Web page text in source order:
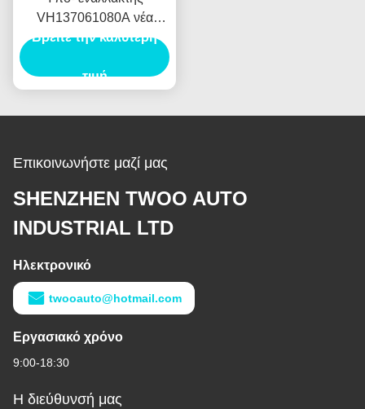
VH137061080A νέα
Ολλανδία E385 E215
Assy ζυγωμάτων για
Βρείτε την καλύτερη
τιμή
Επικοινωνήστε μαζί μας
SHENZHEN TWOO AUTO
INDUSTRIAL LTD
Ηλεκτρονικό
twooauto@hotmail.com
Εργασιακό χρόνο
9:00-18:30
Η διεύθυνσή μας